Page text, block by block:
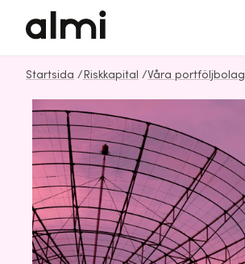
Startsida / Riskkapital /Våra portföljbolag